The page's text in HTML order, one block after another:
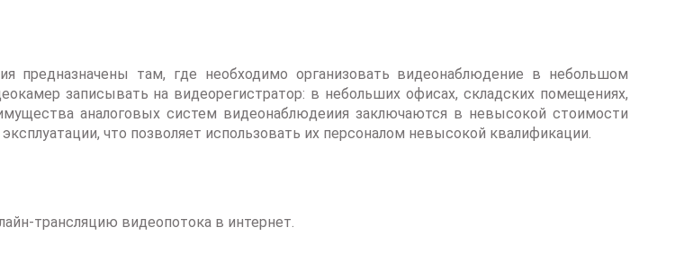
предназначены там, где необходимо организовать видеонаблюдение в небольшом
записывать на видеорегистратор: в небольших офисах, складских помещениях,
аналоговых систем видеонаблюдеиия заключаются в невысокой стоимости
что позволяет использовать их персоналом невысокой квалификации.
трансляцию видеопотока в интернет.